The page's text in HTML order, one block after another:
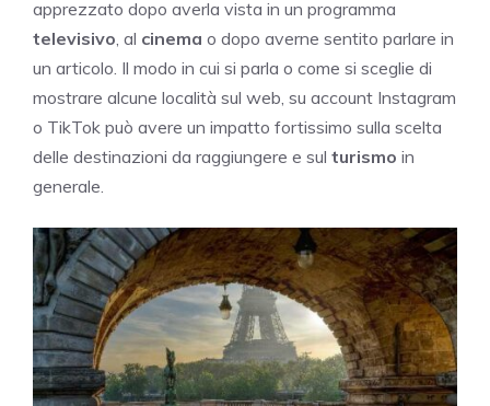
apprezzato dopo averla vista in un programma
televisivo, al cinema o dopo averne sentito parlare in
un articolo. Il modo in cui si parla o come si sceglie di
mostrare alcune località sul web, su account Instagram
o TikTok può avere un impatto fortissimo sulla scelta
delle destinazioni da raggiungere e sul turismo in
generale.